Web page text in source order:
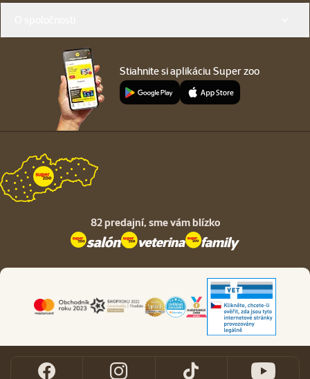
Stiahnite si aplikáciu Super zoo
82 predajní, sme vám blízko